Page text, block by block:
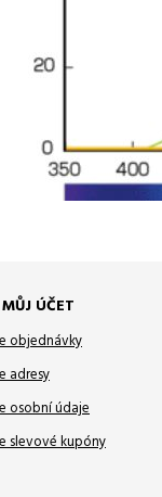
MŮJ ÚČET
objednávky
adresy
osobní údaje
slevové kupóny